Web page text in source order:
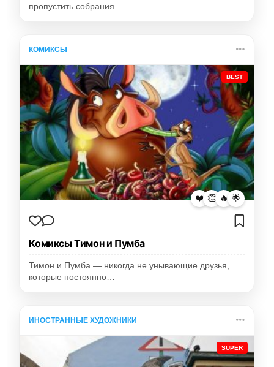
пропустить собрания…
КОМИКСЫ
BEST
❤️ 👏 🔥 🌟
Комиксы Тимон и Пумба
Тимон и Пумба — никогда не унывающие друзья,
которые постоянно…
ИНОСТРАННЫЕ ХУДОЖНИКИ
SUPER